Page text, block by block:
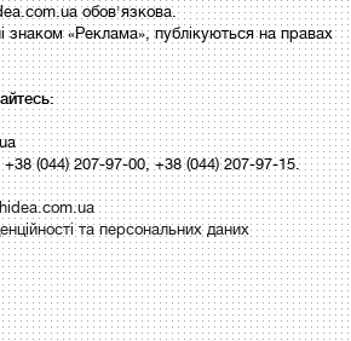
обов'язкова.
знаком «Реклама», публікуються на правах
(044) 207-97-00, +38 (044) 207-97-15.
та персональних даних